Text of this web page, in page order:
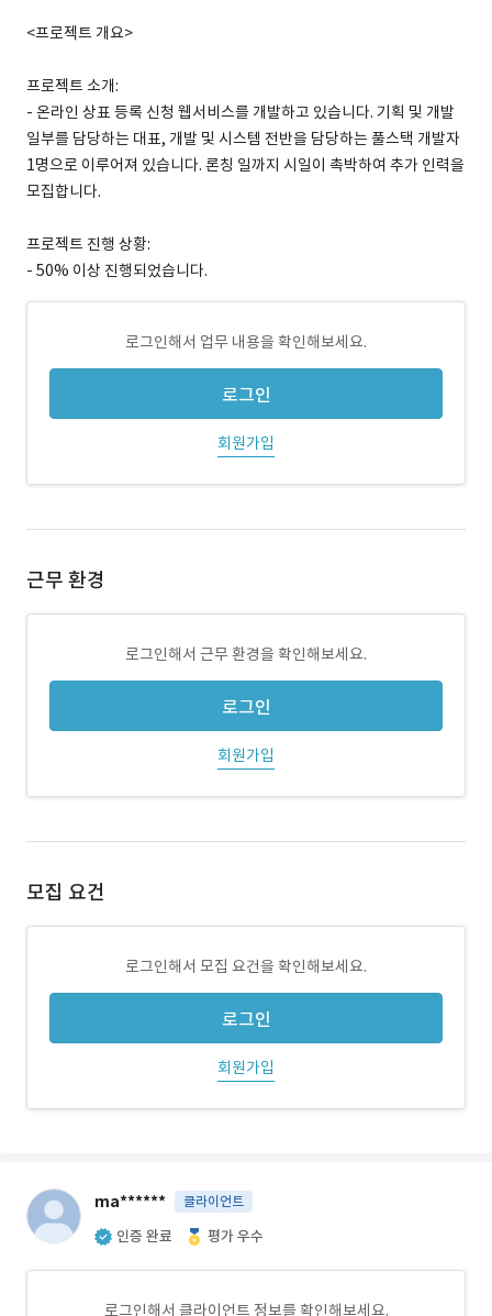
<프로젝트 개요>
프로젝트 소개:
- 온라인 상표 등록 신청 웹서비스를 개발하고 있습니다. 기획 및 개발
일부를 담당하는 대표, 개발 및 시스템 전반을 담당하는 풀스택 개발자
1명으로 이루어져 있습니다. 론칭 일까지 시일이 촉박하여 추가 인력을
모집합니다.
프로젝트 진행 상황:
- 50% 이상 진행되었습니다.
로그인해서 업무 내용을 확인해보세요.
로그인
회원가입
근무 환경
로그인해서 근무 환경을 확인해보세요.
로그인
회원가입
모집 요건
로그인해서 모집 요건을 확인해보세요.
로그인
회원가입
ma****** 클라이언트
인증 완료 평가 우수
로그인해서 클라이언트 정보를 확인해보세요.